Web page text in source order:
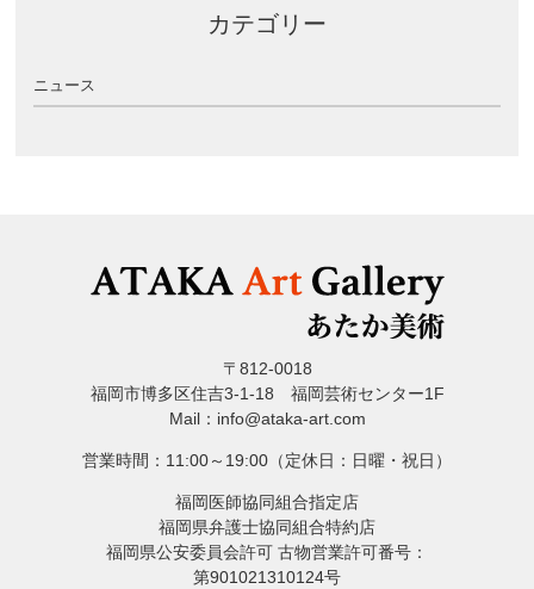
カテゴリー
ニュース
〒812-0018
福岡市博多区住吉3-1-18 福岡芸術センター1F
Mail：info@ataka-art.com
営業時間：11:00～19:00（定休日：日曜・祝日）
福岡医師協同組合指定店
福岡県弁護士協同組合特約店
福岡県公安委員会許可 古物営業許可番号：
第901021310124号